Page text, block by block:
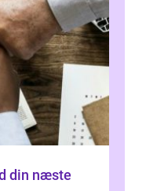
din næste